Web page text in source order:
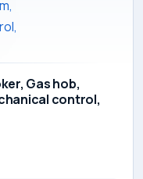
Gas hob,
control,